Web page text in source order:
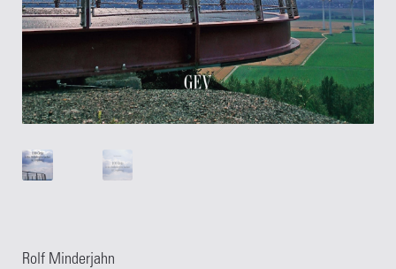
Über Uns
Warenkorb
Rolf Minderjahn